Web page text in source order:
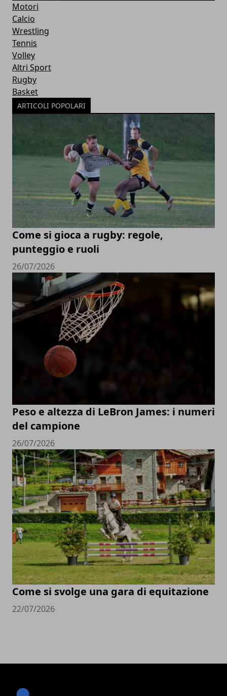
Motori
Calcio
Wrestling
Tennis
Volley
Altri Sport
Rugby
Basket
ARTICOLI POPOLARI
Come si gioca a rugby: regole,
punteggio e ruoli
26/07/2026
Peso e altezza di LeBron James: i numeri
del campione
26/07/2026
Come si svolge una gara di equitazione
22/07/2026